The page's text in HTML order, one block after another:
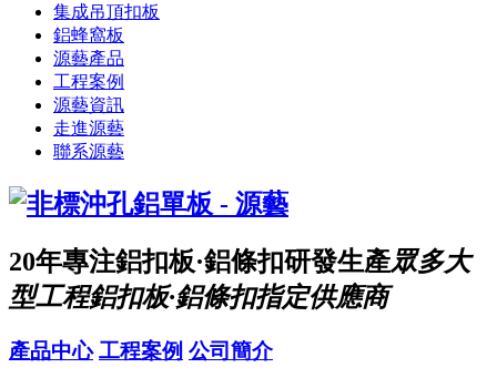
集成吊頂扣板
鋁蜂窩板
源藝產品
工程案例
源藝資訊
走進源藝
聯系源藝
20年專注鋁扣板·鋁條扣研發生產眾多大
型工程鋁扣板·鋁條扣指定供應商
產品中心 工程案例 公司簡介